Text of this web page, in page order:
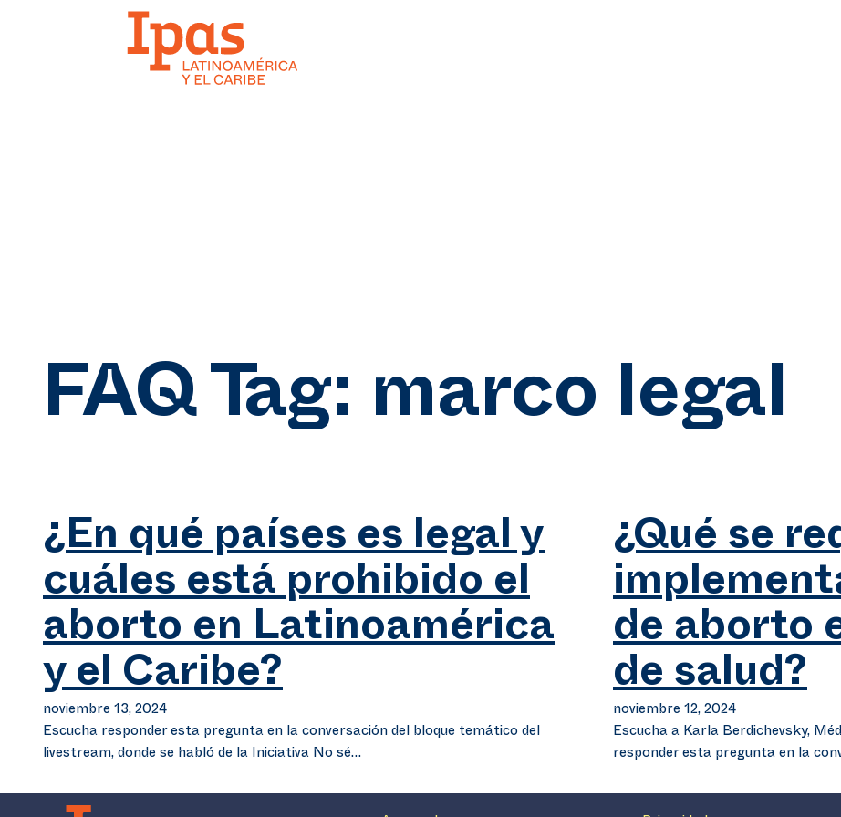
FAQ Tag: marco legal
¿En qué países es legal y
cuáles está prohibido el
aborto en Latinoamérica
y el Caribe?
noviembre 13, 2024
Escucha responder esta pregunta en la conversación del bloque temático del
livestream, donde se habló de la Iniciativa No sé…
¿Qué se
de aborto
de salud?
noviembre 12, 2024
Escucha a Karla Berdichevsky,
responder esta pregunta en la